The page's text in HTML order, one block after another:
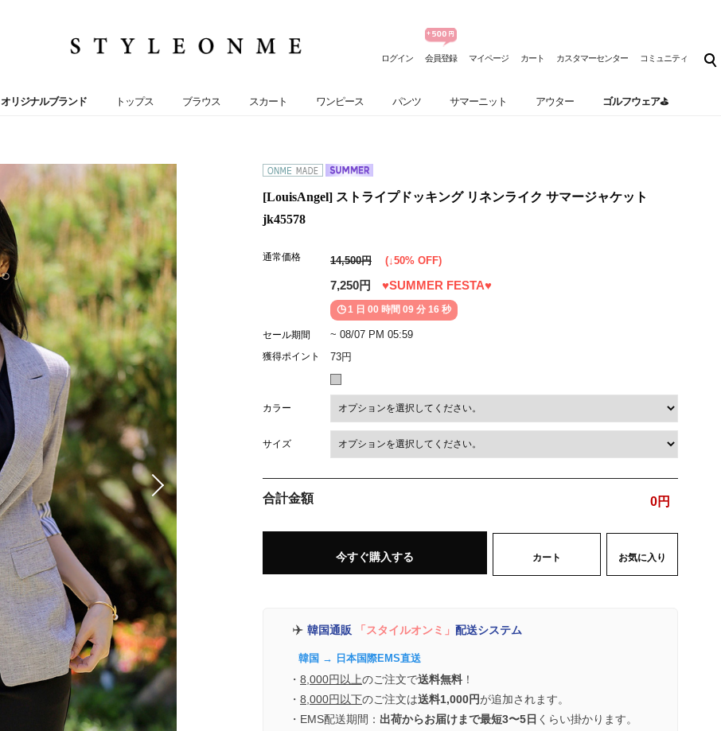
ログイン 会員登録 マイページ カート カスタマーセンター コミュニティ
オリジナルブランド トップス ブラウス スカート ワンピース パンツ サマーニット アウター ゴルフウェア⛳
[LouisAngel] ストライプドッキング リネンライク サマージャケット
jk45578
通常価格 14,500円 (↓50% OFF)
7,250円 ♥SUMMER FESTA♥
1 日 00 時間 09 分 14 秒
セール期間 ~ 08/07 PM 05:59
獲得ポイント 73円
カラー
サイズ
合計金額 0円
今すぐ購入する カート お気に入り
✈️ 韓国通販 「スタイルオンミ」 配送システム
韓国 → 日本国際EMS直送
・ 8,000円以上のご注文で送料無料 ！
・ 8,000円以下のご注文は送料1,000円が追加されます。
・EMS配送期間： 出荷からお届けまで最短3〜5日 くらい掛かります。